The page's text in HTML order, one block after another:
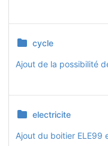
cycle
Ajout de la possibilité
electricite
Ajout du boitier ELE99